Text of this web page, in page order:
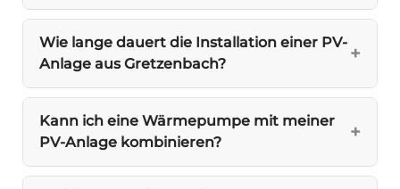
Wie lange dauert die Installation einer PV-
Anlage aus Gretzenbach?
Kann ich eine Wärmepumpe mit meiner
PV-Anlage kombinieren?